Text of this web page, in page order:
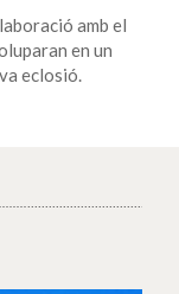
amb el
en un
eclosió.